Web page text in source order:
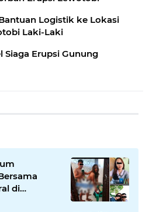
Logistik ke Lokasi
Laki-Laki
Siaga Erupsi Gunung
di